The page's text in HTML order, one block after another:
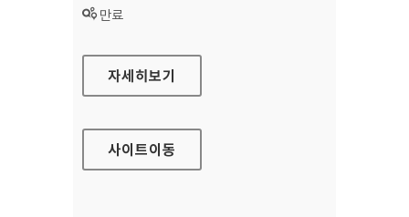
상태 :
만료
한국산업기술평가관리원 홈페이지
자세히보기
사이트이동